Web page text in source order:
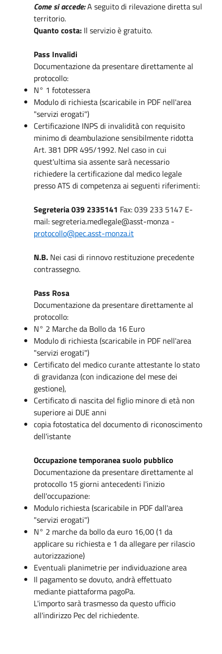
Come si accede:A seguito di rilevazione diretta sul
territorio.
Quanto costa: Il servizio è gratuito.
Pass Invalidi
Documentazione da presentare direttamente al
protocollo:
N° 1 fototessera
Modulo di richiesta (scaricabile in PDF nell'area
"servizi erogati")
Certificazione INPS di invalidità con requisito
minimo di deambulazione sensibilmente ridotta
Art. 381 DPR 495/1992. Nel caso in cui
quest'ultima sia assente sarà necessario
richiedere la certificazione dal medico legale
presso ATS di competenza ai seguenti riferimenti:
Segreteria 039 2335141 Fax: 039 233 5147 E-
mail: segreteria.medlegale@asst-monza -
protocollo@pec.asst-monza.it
N.B. Nei casi di rinnovo restituzione precedente
contrassegno.
Pass Rosa
Documentazione da presentare direttamente al
protocollo:
N° 2 Marche da Bollo da 16 Euro
Modulo di richiesta (scaricabile in PDF nell'area
"servizi erogati")
Certificato del medico curante attestante lo stato
di gravidanza (con indicazione del mese dei
gestione),
Certificato di nascita del figlio minore di età non
superiore ai DUE anni
copia fotostatica del documento di riconoscimento
dell'istante
Occupazione temporanea suolo pubblico
Documentazione da presentare direttamente al
protocollo 15 giorni antecedenti l'inizio
dell'occupazione:
Modulo richiesta (scaricabile in PDF dall'area
"servizi erogati")
N° 2 marche da bollo da euro 16,00 (1 da
applicare su richiesta e 1 da allegare per rilascio
autorizzazione)
Eventuali planimetrie per individuazione area
Il pagamento se dovuto, andrà effettuato
mediante piattaforma pagoPa.
L'importo sarà trasmesso da questo ufficio
all'indirizzo Pec del richiedente.